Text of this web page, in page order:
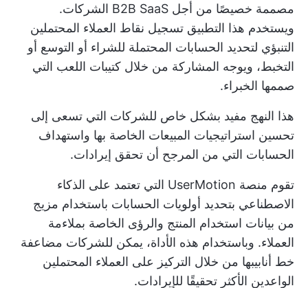
مصممة خصيصًا من أجل B2B SaaS الشركات.
ويستخدم هذا التطبيق تسجيل نقاط العملاء المحتملين
التنبؤي لتحديد الحسابات المحتملة للشراء أو التوسع أو
التخبط، ويوجه المشاركة من خلال كتيبات اللعب التي
صممها الخبراء.
هذا النهج مفيد بشكل خاص للشركات التي تسعى إلى
تحسين استراتيجيات المبيعات الخاصة بها واستهداف
الحسابات التي من المرجح أن تحقق إيرادات.
تقوم منصة UserMotion التي تعتمد على الذكاء
الاصطناعي بتحديد أولويات الحسابات باستخدام مزيج
من بيانات استخدام المنتج والرؤى الخاصة بملاءمة
العملاء. وباستخدام هذه الأداة، يمكن للشركات مضاعفة
خط أنابيبها من خلال التركيز على العملاء المحتملين
الواعدين الأكثر تحقيقًا للإيرادات.